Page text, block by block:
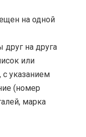
на одной
на друга
или
с указанием
(номер
марка